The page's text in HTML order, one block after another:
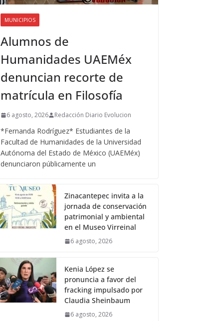
MUNICIPIOS
Alumnos de
Humanidades UAEMéx
denuncian recorte de
matrícula en Filosofía
6 agosto, 2026 Redacción Diario Evolucion
*Fernanda Rodríguez* Estudiantes de la
Facultad de Humanidades de la Universidad
Autónoma del Estado de México (UAEMéx)
denunciaron públicamente un
Zinacantepec invita a la
jornada de conservación
patrimonial y ambiental
en el Museo Virreinal
6 agosto, 2026
Kenia López se
pronuncia a favor del
fracking impulsado por
Claudia Sheinbaum
6 agosto, 2026